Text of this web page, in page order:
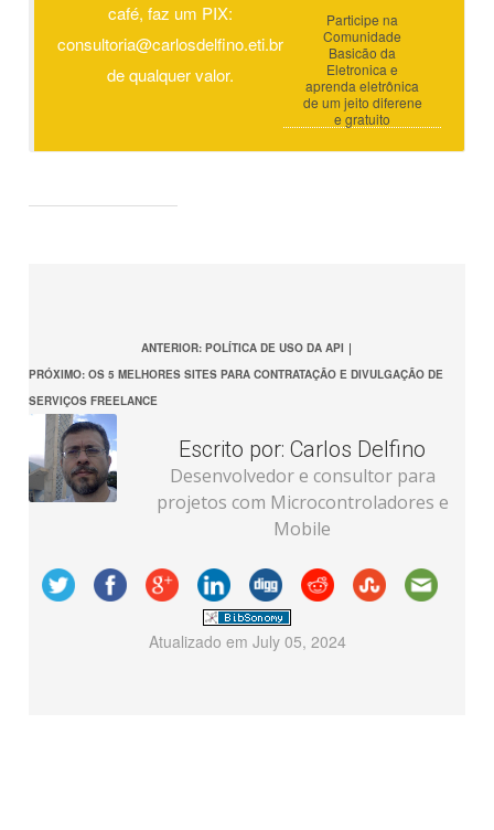
café, faz um PIX:
consultoria@carlosdelfino.eti.br
de qualquer valor.
Participe na
Comunidade
Basicão da
Eletronica e
aprenda eletrônica
de um jeito diferene
e gratuito
ANTERIOR: POLÍTICA DE USO DA API |
PRÓXIMO: OS 5 MELHORES SITES PARA CONTRATAÇÃO E DIVULGAÇÃO DE
SERVIÇOS FREELANCE
Escrito por: Carlos Delfino
Desenvolvedor e consultor para
projetos com Microcontroladores e
Mobile
Atualizado em July 05, 2024